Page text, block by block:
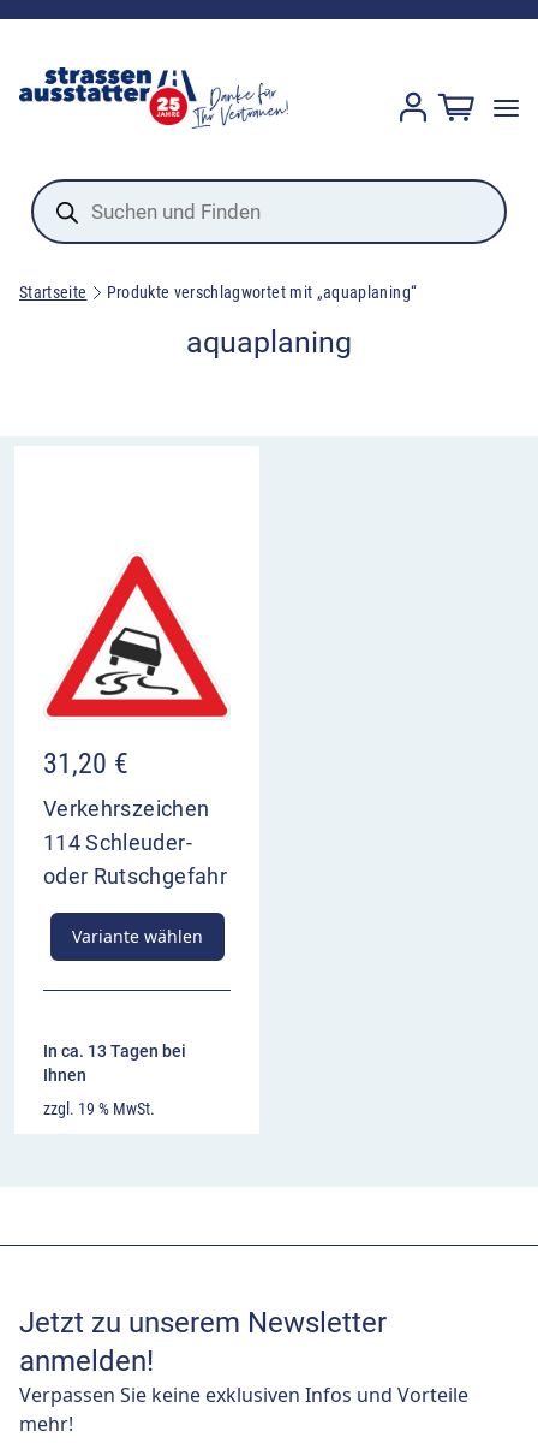
Products
search
Startseite Produkte verschlagwortet mit „aquaplaning“
aquaplaning
31,20 €
Verkehrszeichen
114 Schleuder-
oder Rutschgefahr
Variante wählen
In ca. 13 Tagen bei
Ihnen
zzgl. 19 % MwSt.
Jetzt zu unserem Newsletter
anmelden!
Verpassen Sie keine exklusiven Infos und Vorteile
mehr!